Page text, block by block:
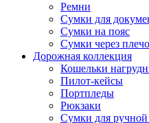
Ремни
Сумки для
Сумки на пояс
Сумки через плечо
Дорожная коллекция
Кошельки
Пилот-кейсы
Портпледы
Рюкзаки
Сумки для ручной